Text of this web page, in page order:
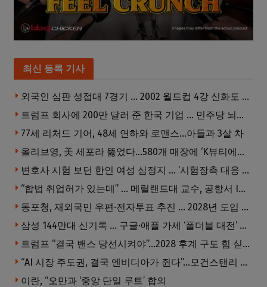
최신 등록 기사
외국인 심판 성접대 7경기 … 2002 월드컵 4강 신화도 흔들
트럼프 회사에 200만 달러 준 한국 기업 … 민주당 뇌물의혹 조사
77세 리처드 기어, 48세 연하와 로맨스…아들과 3살 차
올리브영, 美 세포라 뚫었다…580개 매장에 ‘K뷰티에딧’ 론칭
변호사 시험 보던 한인 여성 심정지 … ‘시험장측 대응 부적절’ 소송
“합법 취업허가 있는데” … 메릴랜드대 교수, 공항서 ICE에 체포, 구금 중
동포청, 재외국민 우편·전자투표 추진 … 2028년 도입 목표
삼성 144만대 신기록 … 구글·애플 가세 ‘폴더블 대전’ 열린다
트럼프 “결국 밴스 당선시켜야”…2028 후계 구도 힘 싣나
“AI 시장 주도권, 결국 엔비디아가 쥔다”…모건스탠리 장담
이란, “오만과 ‘중앙 단일 루트’ 합의